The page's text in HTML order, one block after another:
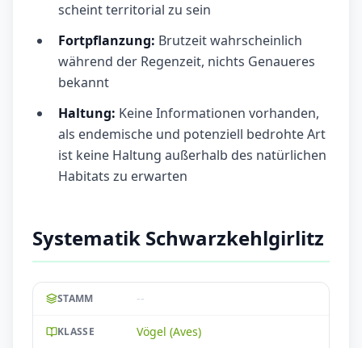
scheint territorial zu sein
Fortpflanzung: Brutzeit wahrscheinlich
während der Regenzeit, nichts Genaueres
bekannt
Haltung: Keine Informationen vorhanden,
als endemische und potenziell bedrohte Art
ist keine Haltung außerhalb des natürlichen
Habitats zu erwarten
Systematik Schwarzkehlgirlitz
STAMM --
KLASSE Vögel (Aves)